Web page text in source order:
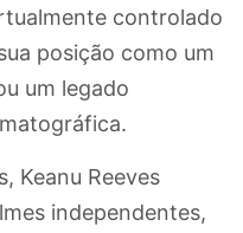
controlado
posição como um
um legado
Keanu Reeves
independentes,